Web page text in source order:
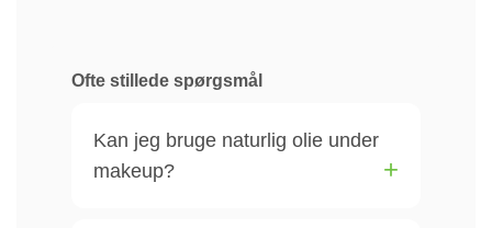
Ofte stillede spørgsmål
Kan jeg bruge naturlig olie under
makeup?